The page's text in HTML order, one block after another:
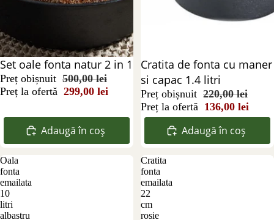
Reducere 40%
Set oale fonta natur 2 in 1
Preț obișnuit 500,00 lei
Preț la ofertă 299,00 lei
Adaugă în coș
Reducere 38%
Cratita de fonta cu maner
si capac 1.4 litri
Preț obișnuit 220,00 lei
Preț la ofertă 136,00 lei
Adaugă în coș
Oala
fonta
emailata
10
litri
albastru
Cratita
fonta
emailata
22
cm
rosie